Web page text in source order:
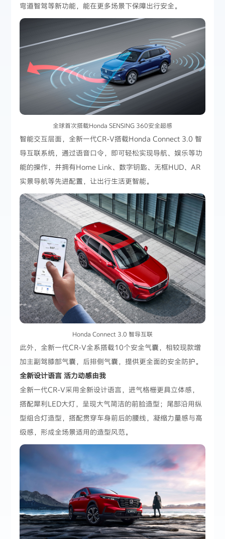
弯道智驾等新功能，能在更多场景下保障出行安全。
全球首次搭载Honda SENSING 360安全超感
智能交互层面，全新一代CR-V搭载Honda Connect 3.0 智
导互联系统，通过语音口令，即可轻松实现导航、娱乐等功
能的操作，并拥有Home Link、数字钥匙、无框HUD、AR
实景导航等先进配置，让出行生活更智能。
Honda Connect 3.0 智导互联
此外，全新一代CR-V全系搭载10个安全气囊，相较现款增
加主副驾膝部气囊，后排侧气囊，提供更全面的安全防护。
全新设计语言 活力动感由我
全新一代CR-V采用全新设计语言，进气格栅更具立体感，
搭配犀利LED大灯，呈现大气简洁的前脸造型；尾部沿用纵
型组合灯造型，搭配贯穿车身前后的腰线，凝缩力量感与高
级感，形成全场景适用的造型风范。